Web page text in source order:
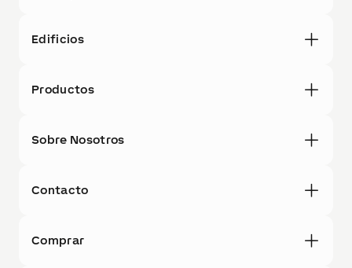
Edificios
Productos
Sobre Nosotros
Contacto
Comprar